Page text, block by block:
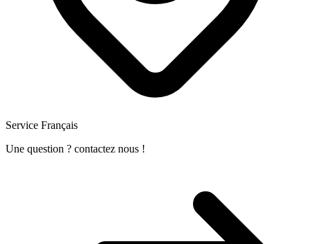
Service Français
Une question ? contactez nous !